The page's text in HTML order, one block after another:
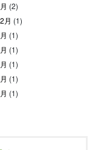
(2)
月 (1)
(1)
(1)
(1)
(1)
(1)